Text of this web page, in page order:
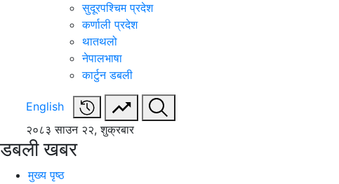
सुदूरपश्चिम प्रदेश
कर्णाली प्रदेश
थातथलो
नेपालभाषा
कार्टुन डबली
English
२०८३ साउन २२, शुक्रबार
डबली खबर
मुख्य पृष्ठ